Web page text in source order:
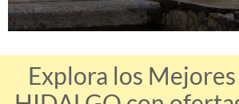
Explora los